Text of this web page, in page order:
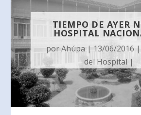
TIEMPO DE AYER
HOSPITAL
porAhúpa| 13/06/2016 |
del Hospital |